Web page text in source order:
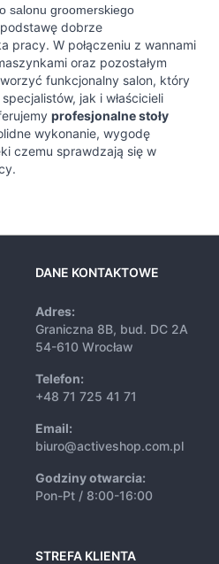
salonu groomerskiego
dobrze
pracy. W połączeniu z wannami
oraz pozostałym
funkcjonalny salon, który
jak i właścicieli
profesjonalne stoły
wykonanie, wygodę
czemu sprawdzają się w
DANE KONTAKTOWE
Adres:
Graniczna 8B, bud. DC 2A
54-610 Wrocław
Telefon:
+48 71 725 41 71
Email:
biuro@activeshop.com.pl
Godziny otwarcia:
Pon-Pt / 8:00-16:00
STREFA KLIENTA